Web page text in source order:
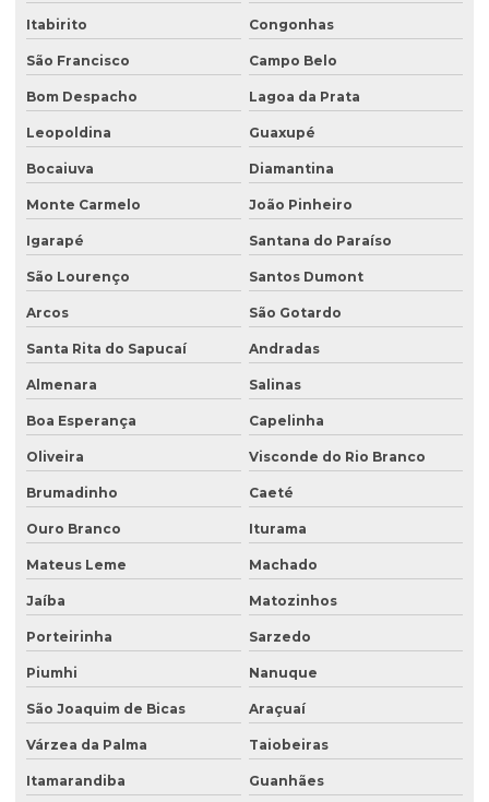
Estudo hidrológico para outorga
Estudo hidrológico para pontes
Estudo de passivo ambiental
Exploração de águas subterrâneas
Gerenciamento de efluentes
Instalação de tanques de combustíveis subterrâneos
Investigação ambiental
Investigação ambiental confirmatória
Investigação ambiental detalhada
Investigação ambiental preliminar
Investigação confirmatória
Investigação confirmatória de passivo ambiental
Investigação detalhada de passivo ambiental
Laboratório de análise de água
Laboratório de análise de efluentes
Laudo hidrogeológico
Laudo de passivo ambiental
Licenciamento ambiental de aterro sanitário
Itabirito Congonhas
São Francisco Campo Belo
Bom Despacho Lagoa da Prata
Leopoldina Guaxupé
Bocaiuva Diamantina
Monte Carmelo João Pinheiro
Igarapé Santana do Paraíso
São Lourenço Santos Dumont
Arcos São Gotardo
Santa Rita do Sapucaí Andradas
Almenara Salinas
Boa Esperança Capelinha
Oliveira Visconde do Rio Branco
Brumadinho Caeté
Ouro Branco Iturama
Mateus Leme Machado
Jaíba Matozinhos
Porteirinha Sarzedo
Piumhi Nanuque
São Joaquim de Bicas Araçuaí
Várzea da Palma Taiobeiras
Itamarandiba Guanhães